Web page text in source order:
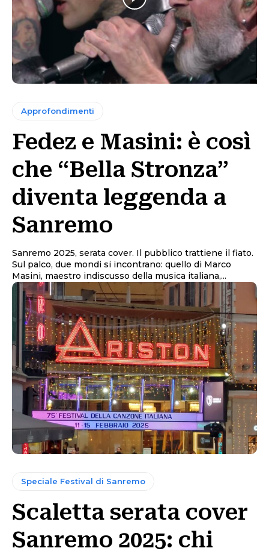
Approfondimenti
Fedez e Masini: è così
che “Bella Stronza”
diventa leggenda a
Sanremo
Sanremo 2025, serata cover. Il pubblico trattiene il fiato.
Sul palco, due mondi si incontrano: quello di Marco
Masini, maestro indiscusso della musica italiana,...
Speciale Festival di Sanremo
Scaletta serata cover
Sanremo 2025: chi